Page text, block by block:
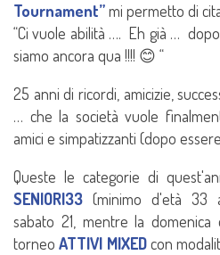
Tournament”mi permetto di
“Ci vuole abilità …. Eh già …
siamo ancora qua !!!! 😊 “
25 anni di ricordi, amicizie,
… che la società vuole
amici e simpatizzanti (dopo
Queste le categorie di
SENIORI33 (minimo d'età 33
sabato 21, mentre la
torneoATTIVI MIXEDcon